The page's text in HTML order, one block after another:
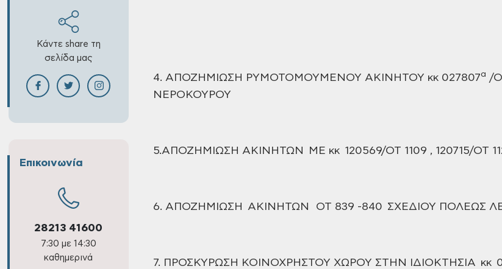
Κάντε share τη
σελίδα μας
Επικοινωνία
28213 41600
7:30 με 14:30
καθημερινά
4. ΑΠΟΖΗΜΙΩΣΗ ΡΥΜΟΤΟΜΟΥΜΕΝΟΥ ΑΚΙΝΗΤΟΥ κκ 027807α /
ΝΕΡΟΚΟΥΡΟΥ
5.ΑΠΟΖΗΜΙΩΣΗ ΑΚΙΝΗΤΩΝ ΜΕ κκ 120569/ΟΤ 1109 , 120715/ΟΤ
6. ΑΠΟΖΗΜΙΩΣΗ ΑΚΙΝΗΤΩΝ ΟΤ 839 -840 ΣΧΕΔΙΟΥ ΠΟΛΕΩΣ
7. ΠΡΟΣΚΥΡΩΣΗ ΚΟΙΝΟΧΡΗΣΤΟΥ ΧΩΡΟΥ ΣΤΗΝ ΙΔΙΟΚΤΗΣΙΑ κκ